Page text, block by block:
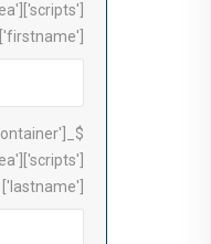
['firstname']
['lastname']